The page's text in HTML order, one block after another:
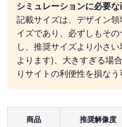
シミュレーションに必要
記載サイズは、デザイン
イズであり、必ずしもそ
し、推奨サイズより小さ
よります)、大きすぎる場
りサイトの利便性を損なう
商品 推奨解像度